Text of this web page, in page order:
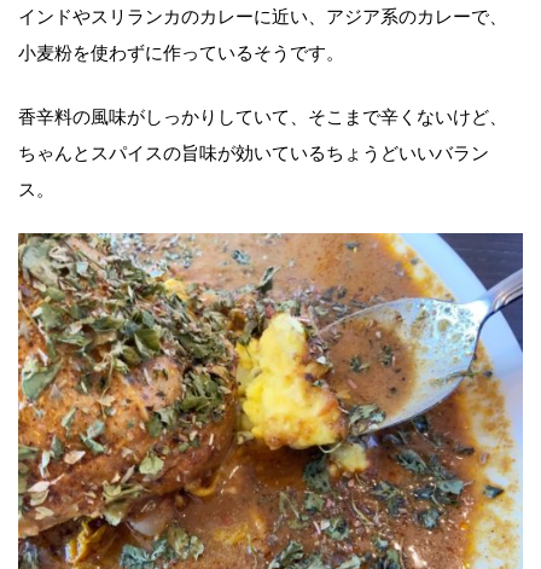
インドやスリランカのカレーに近い、アジア系のカレーで、
小麦粉を使わずに作っているそうです。
香辛料の風味がしっかりしていて、そこまで辛くないけど、
ちゃんとスパイスの旨味が効いているちょうどいいバラン
ス。